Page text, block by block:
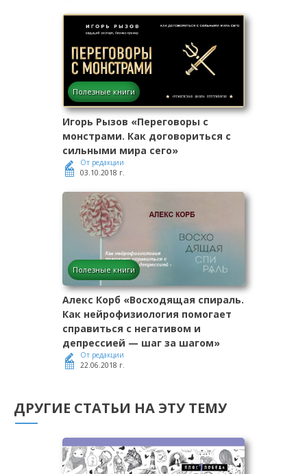
Полезные книги
Игорь Рызов «Переговоры с
монстрами. Как договориться с
сильными мира сего»
От редакции
03.10.2018 г.
Полезные книги
Алекс Корб «Восходящая спираль.
Как нейрофизиология помогает
справиться с негативом и
депрессией — шаг за шагом»
От редакции
22.06.2018 г.
ДРУГИЕ СТАТЬИ НА ЭТУ ТЕМУ